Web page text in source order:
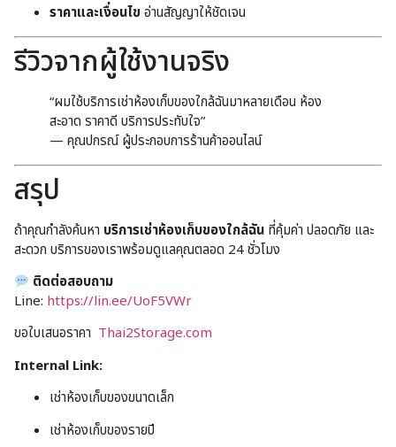
ราคาและเงื่อนไข อ่านสัญญาให้ชัดเจน
รีวิวจากผู้ใช้งานจริง
“ผมใช้บริการเช่าห้องเก็บของใกล้ฉันมาหลายเดือน ห้อง
สะอาด ราคาดี บริการประทับใจ”
— คุณปกรณ์ ผู้ประกอบการร้านค้าออนไลน์
สรุป
ถ้าคุณกำลังค้นหา บริการเช่าห้องเก็บของใกล้ฉัน ที่คุ้มค่า ปลอดภัย และ
สะดวก บริการของเราพร้อมดูแลคุณตลอด 24 ชั่วโมง
ติดต่อสอบถาม
Line: https://lin.ee/UoF5VWr
ขอใบเสนอราคา Thai2Storage.com
Internal Link:
เช่าห้องเก็บของขนาดเล็ก
เช่าห้องเก็บของรายปี